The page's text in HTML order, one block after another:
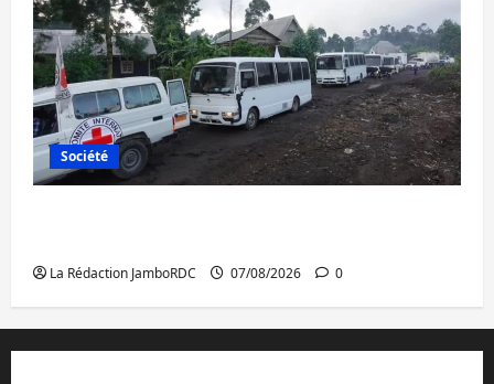
Société
La Rédaction JamboRDC 07/08/2026 0